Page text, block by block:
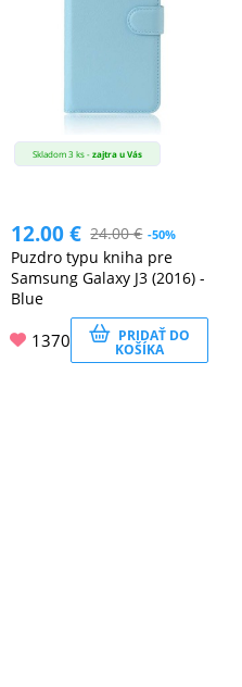
Skladom 3 ks -zajtra u Vás
12.00€ 24.00€ -50%
Puzdro typu kniha pre
Samsung Galaxy J3 (2016) -
Blue
1370 PRIDAŤ DO
KOŠÍKA